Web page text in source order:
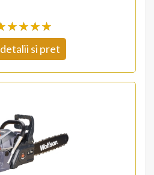
☆☆☆☆
★★★★
si pret